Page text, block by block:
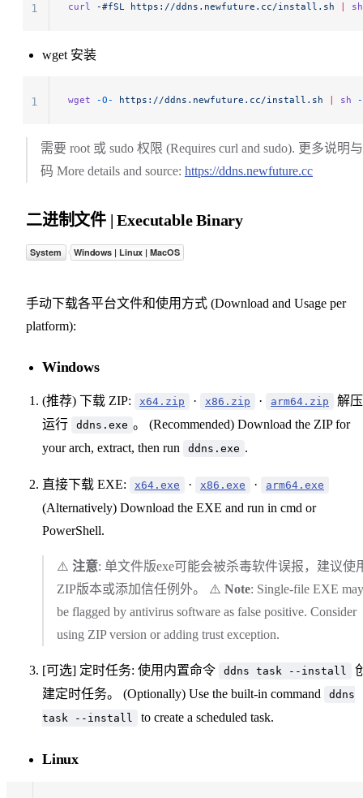
curl -#fSL https://ddns.newfuture.cc/install.sh | sh
1
wget 安装
wget -O- https://ddns.newfuture.cc/install.sh | sh
1
需要 root 或 sudo 权限 (Requires curl and sudo). 更多说明
码 More details and source: https://ddns.newfuture.cc
二进制文件 | Executable Binary
手动下载各平台文件和使用方式 (Download and Usage per
platform):
Windows
(推荐) 下载 ZIP: x64.zip · x86.zip · arm64.zip
解
运行
ddns.exe 。 (Recommended) Download the ZIP for
your arch, extract, then run
ddns.exe .
直接下载 EXE: x64.exe · x86.exe · arm64.exe
(Alternatively) Download the EXE and run in cmd or
PowerShell.
⚠️ 注意: 单文件版exe可能会被杀毒软件误报，建议使
ZIP版本或添加信任例外。 ⚠️ Note: Single-file EXE may
be flagged by antivirus software as false positive. Consider
using ZIP version or adding trust exception.
[可选] 定时任务: 使用内置命令 ddns task --install
建定时任务。 (Optionally) Use the built-in command
ddns
task --install
to create a scheduled task.
Linux